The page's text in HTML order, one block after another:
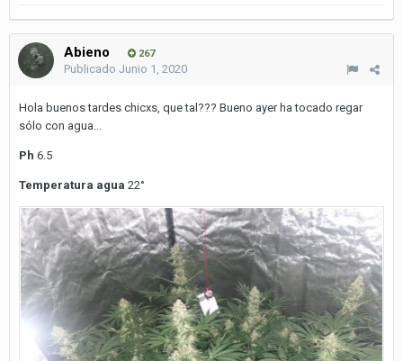
Abieno 267
Publicado Junio 1, 2020
Hola buenos tardes chicxs, que tal??? Bueno ayer ha tocado regar
sólo con agua...
Ph 6.5
Temperatura agua 22°